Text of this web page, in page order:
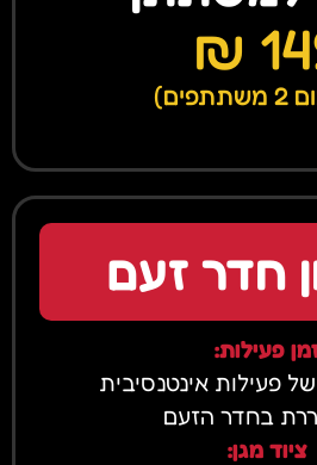
חדר זעם
פעילות:
של פעילות אינטנסיבית
בחדר הזעם
ציוד מגן: